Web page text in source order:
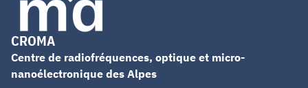
CROMA
Centre de radiofréquences, optique et micro-
nanoélectronique des Alpes